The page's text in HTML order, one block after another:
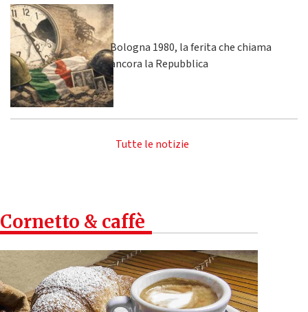
Bologna 1980, la ferita che chiama
ancora la Repubblica
Tutte le notizie
Cornetto & caffè